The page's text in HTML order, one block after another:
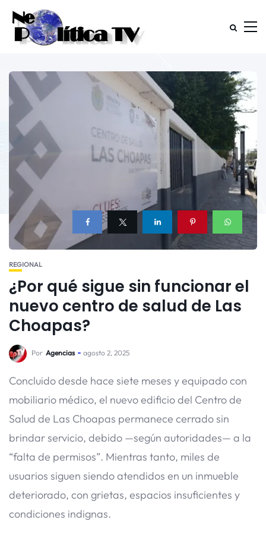
REGIONAL
¿Por qué sigue sin funcionar el
nuevo centro de salud de Las
Choapas?
Por Agencias agosto 2, 2025
Concluido desde hace siete meses y equipado con
mobiliario médico, el nuevo edificio del Centro de
Salud de Las Choapas permanece cerrado sin
brindar servicio, debido —según autoridades— a la
“falta de permisos”. Mientras tanto, miles de
usuarios siguen siendo atendidos en un inmueble
deteriorado, con grietas, espacios insuficientes y
condiciones indignas.